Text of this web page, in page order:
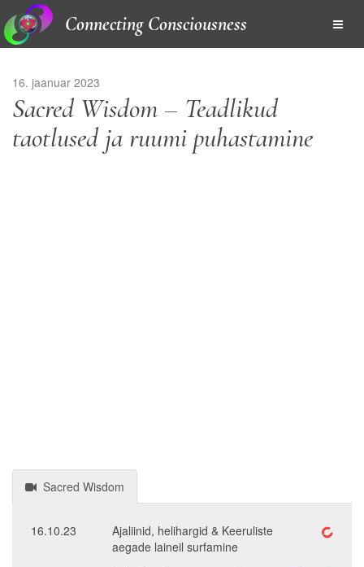
Connecting Consciousness
16. jaanuar 2023
Sacred Wisdom – Teadlikud
taotlused ja ruumi puhastamine
Sacred Wisdom
16.10.23
Ajaliinid, helihargid & Keeruliste
aegade laineil surfamine